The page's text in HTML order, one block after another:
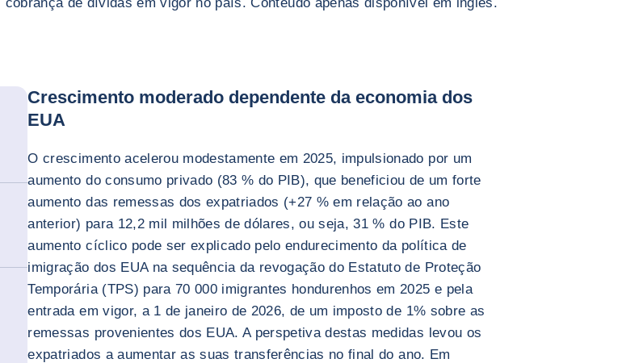
Crescimento moderado dependente da economia dos
EUA
O crescimento acelerou modestamente em 2025, impulsionado por um
aumento do consumo privado (83 % do PIB), que beneficiou de um forte
aumento das remessas dos expatriados (+27 % em relação ao ano
anterior) para 12,2 mil milhões de dólares, ou seja, 31 % do PIB. Este
aumento cíclico pode ser explicado pelo endurecimento da política de
imigração dos EUA na sequência da revogação do Estatuto de Proteção
Temporária (TPS) para 70 000 imigrantes hondurenhos em 2025 e pela
entrada em vigor, a 1 de janeiro de 2026, de um imposto de 1% sobre as
remessas provenientes dos EUA. A perspetiva destas medidas levou os
expatriados a aumentar as suas transferências no final do ano. Em